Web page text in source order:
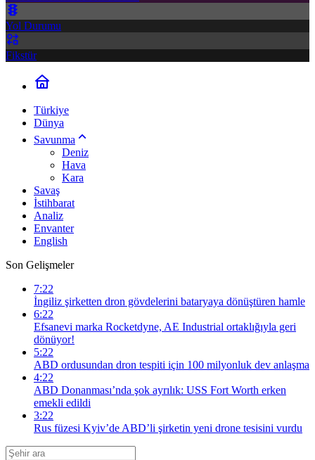
Yol Durumu
Fikstür
Türkiye
Dünya
Savunma
Deniz
Hava
Kara
Savaş
İstihbarat
Analiz
Envanter
English
Son Gelişmeler
7:22
İngiliz şirketten dron gövdelerini bataryaya dönüştüren hamle
6:22
Efsanevi marka Rocketdyne, AE Industrial ortaklığıyla geri
dönüyor!
5:22
ABD ordusundan dron tespiti için 100 milyonluk dev anlaşma
4:22
ABD Donanması’nda şok ayrılık: USS Fort Worth erken
emekli edildi
3:22
Rus füzesi Kyiv’de ABD’li şirketin yeni drone tesisini vurdu